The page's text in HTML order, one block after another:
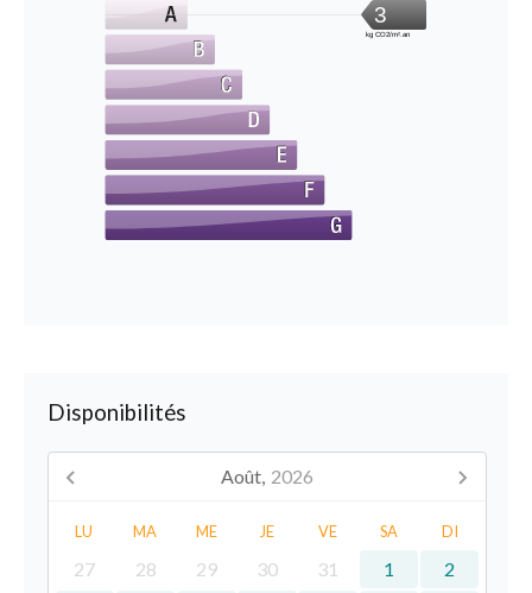
3
kg CO2/m².an
Disponibilités
Août, 2026
LU MA ME JE VE SA DI
27 28 29 30 31 1
2